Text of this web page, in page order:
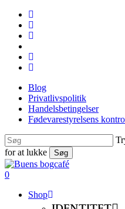
Skip
main
content
facebook
linkedin
instagram
phone
email
Blog
Privatlivspolitik
Handelsbetingelser
Fødevarestyrelsens
for at lukke
Søg
Close
Search
search
0
Shop